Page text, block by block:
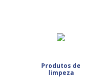
Produtos de
limpeza